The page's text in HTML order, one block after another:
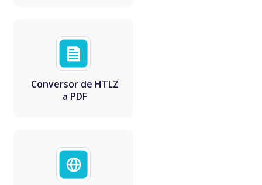
Conversor de HTLZ
a PDF